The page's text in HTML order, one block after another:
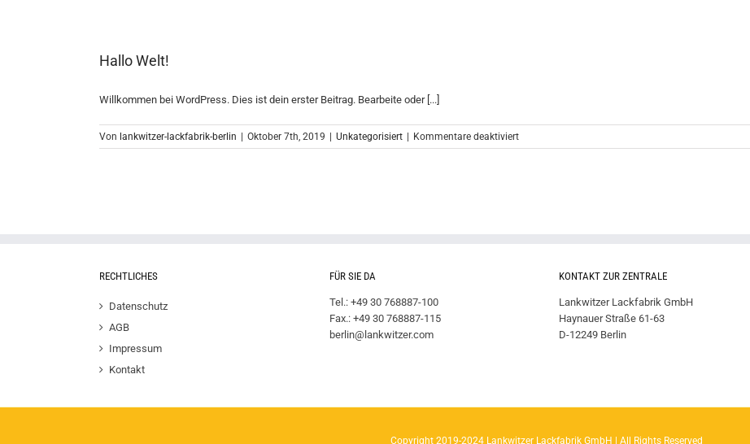
Hallo Welt!
Willkommen bei WordPress. Dies ist dein erster Beitrag. Bearbeite oder [...]
Von lankwitzer-lackfabrik-berlin Oktober 7th, 2019 Unkategorisiert Kommentare deaktiviertfür
Hallo
RECHTLICHES
Datenschutz
AGB
Impressum
Kontakt
FÜR SIE DA
Tel.: +49 30 768887-100
Fax.: +49 30 768887-115
berlin@lankwitzer.com
KONTAKT ZUR ZENTRALE
Lankwitzer Lackfabrik GmbH
Haynauer Straße 61-63
D-12249 Berlin
Copyright 2019-2024 Lankwitzer Lackfabrik GmbH | All Rights Reserved